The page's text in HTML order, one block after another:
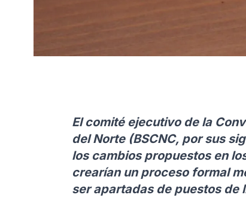
El comité ejecutivo de la
del Norte (BSCNC, por sus
los cambios propuestos en
crearían un proceso formal
ser apartadas de puestos de